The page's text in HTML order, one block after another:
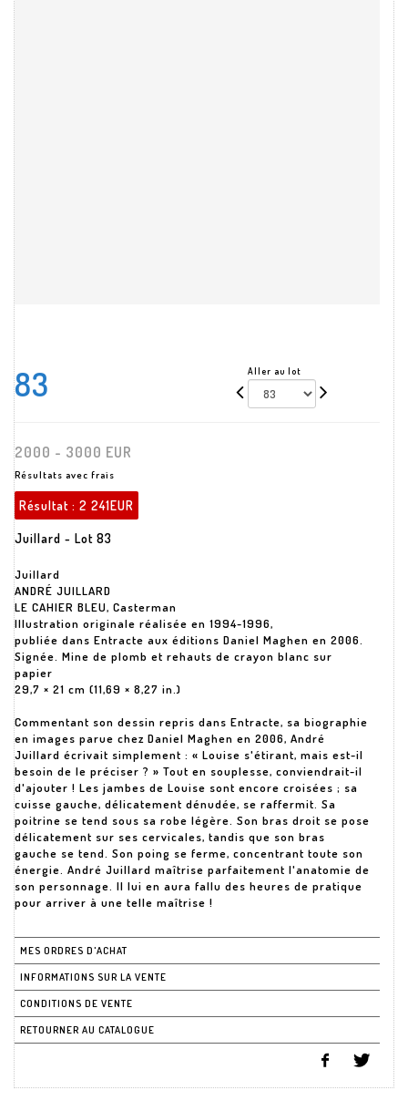
83 Aller au lot
2000 - 3000 EUR
Résultats avec frais
Résultat : 2 241EUR
Juillard - Lot 83
Juillard
ANDRÉ JUILLARD
LE CAHIER BLEU, Casterman
Illustration originale réalisée en 1994-1996,
publiée dans Entracte aux éditions Daniel Maghen en 2006.
Signée. Mine de plomb et rehauts de crayon blanc sur
papier
29,7 × 21 cm (11,69 × 8,27 in.)
Commentant son dessin repris dans Entracte, sa biographie
en images parue chez Daniel Maghen en 2006, André
Juillard écrivait simplement : « Louise s'étirant, mais est-il
besoin de le préciser ? » Tout en souplesse, conviendrait-il
d'ajouter ! Les jambes de Louise sont encore croisées ; sa
cuisse gauche, délicatement dénudée, se raffermit. Sa
poitrine se tend sous sa robe légère. Son bras droit se pose
délicatement sur ses cervicales, tandis que son bras
gauche se tend. Son poing se ferme, concentrant toute son
énergie. André Juillard maîtrise parfaitement l'anatomie de
son personnage. Il lui en aura fallu des heures de pratique
pour arriver à une telle maîtrise !
MES ORDRES D'ACHAT
INFORMATIONS SUR LA VENTE
CONDITIONS DE VENTE
RETOURNER AU CATALOGUE